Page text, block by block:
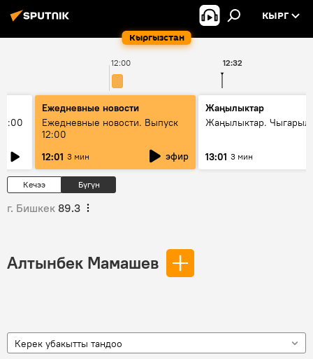
Кыргызстан
КЫРГ
12:00 12:32
Ежедневные новости
Ежедневные новости. Выпуск
12:00
12:01 3 мин эфир
Жаңылыктар
Жаңылыктар.
13:01 3 мин
Кечээ Бүгүн
г. Бишкек 89.3
Алтынбек Мамашев
Керек убакытты тандоо